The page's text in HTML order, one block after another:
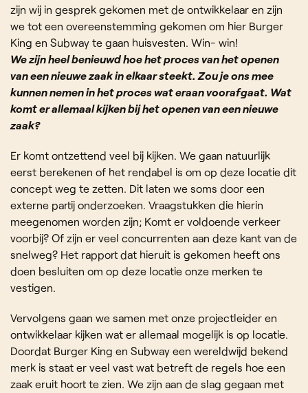
zijn wij in gesprek gekomen met de ontwikkelaar en zijn
we tot een overeenstemming gekomen om hier Burger
King en Subway te gaan huisvesten. Win- win!
We zijn heel benieuwd hoe het proces van het openen
van een nieuwe zaak in elkaar steekt. Zou je ons mee
kunnen nemen in het proces wat eraan voorafgaat. Wat
komt er allemaal kijken bij het openen van een nieuwe
zaak?
Er komt ontzettend veel bij kijken. We gaan natuurlijk
eerst berekenen of het rendabel is om op deze locatie dit
concept weg te zetten. Dit laten we soms door een
externe partij onderzoeken. Vraagstukken die hierin
meegenomen worden zijn; Komt er voldoende verkeer
voorbij? Of zijn er veel concurrenten aan deze kant van de
snelweg? Het rapport dat hieruit is gekomen heeft ons
doen besluiten om op deze locatie onze merken te
vestigen.
Vervolgens gaan we samen met onze projectleider en
ontwikkelaar kijken wat er allemaal mogelijk is op locatie.
Doordat Burger King en Subway een wereldwijd bekend
merk is staat er veel vast wat betreft de regels hoe een
zaak eruit hoort te zien. We zijn aan de slag gegaan met